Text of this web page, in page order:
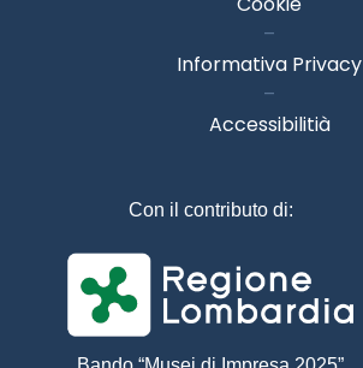
–
Informativa Privacy
–
Accessibilitià
Con il contributo di: